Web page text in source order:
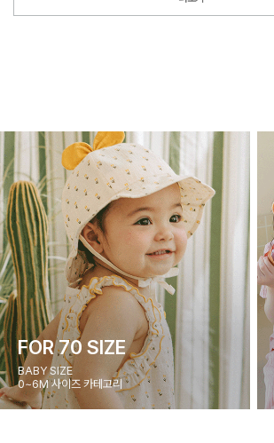
FOR 70 SIZE
BABY SIZE
0~6M 사이즈 카테고리